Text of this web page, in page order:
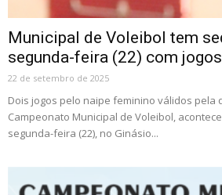
Municipal de Voleibol tem
segunda-feira (22) com
22 de setembro de 2025
Dois jogos pelo naipe feminino válidos pela
Campeonato Municipal de Voleibol,
segunda-feira (22), no Ginásio...